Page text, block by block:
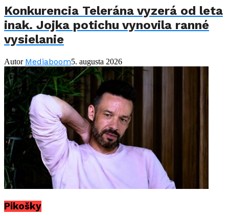
Konkurencia Telerána vyzerá od leta
inak. Jojka potichu vynovila ranné
vysielanie
Autor Mediaboom5. augusta 2026
Pikošky